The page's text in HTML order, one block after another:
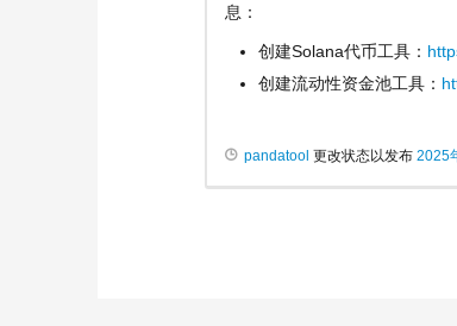
息：
创建Solana代币工具：
创建流动性资金池工具：
pandatool 更改状态以发布 2025